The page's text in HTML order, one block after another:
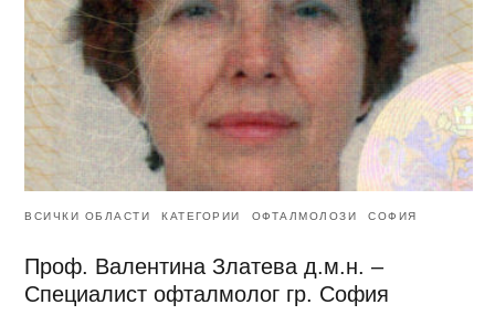
ВСИЧКИ ОБЛАСТИ КАТЕГОРИИ ОФТАЛМОЛОЗИ СОФИЯ
Проф. Валентина Златева д.м.н. –
Специалист офталмолог гр. София